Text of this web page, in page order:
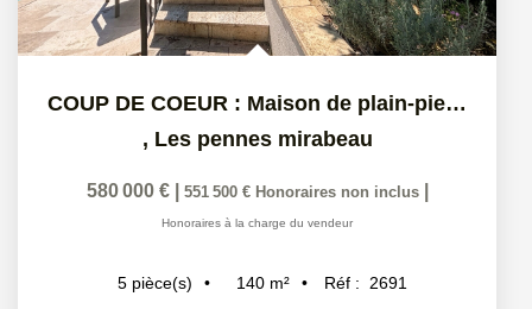
COUP DE COEUR : Maison de plain-pied + T2 indépendant sur...
, Les pennes mirabeau
580 000 € 551 500 € Honoraires non inclus
Honoraires à la charge du vendeur
5 pièce(s) 140 m² Réf : 2691